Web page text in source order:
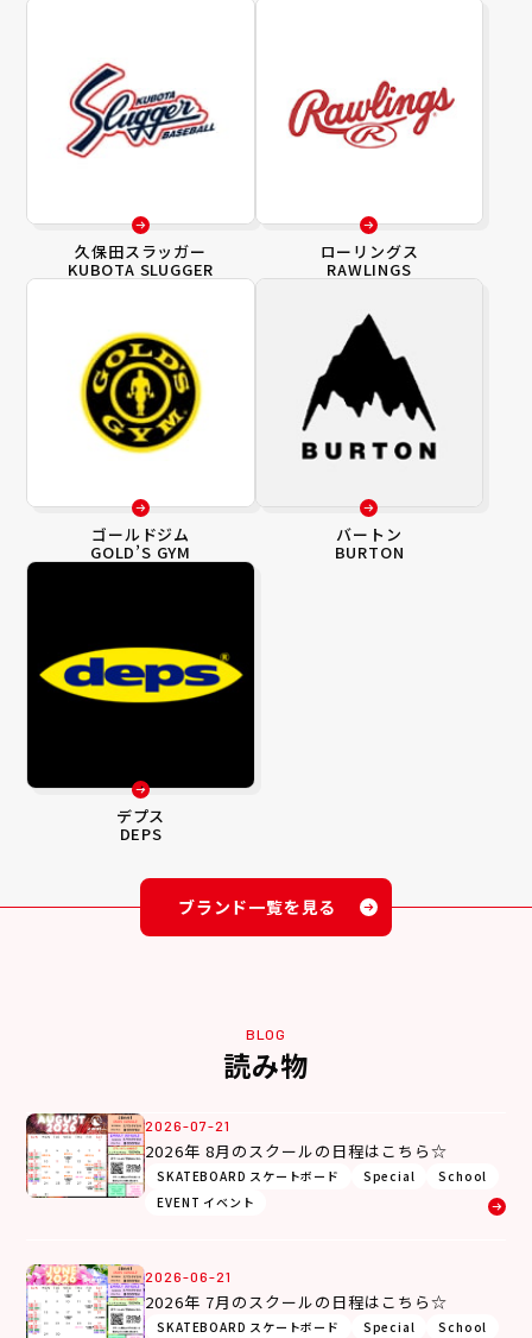
久保田スラッガー
KUBOTA SLUGGER
ローリングス
RAWLINGS
ゴールドジム
GOLD’S GYM
バートン
BURTON
デプス
DEPS
ブランド一覧を見る
BLOG
読み物
2026-07-21
2026年 8月のスクールの日程はこちら☆
SKATEBOARD スケートボード Special
School
EVENT イベント
2026-06-21
2026年 7月のスクールの日程はこちら☆
SKATEBOARD スケートボード Special
School